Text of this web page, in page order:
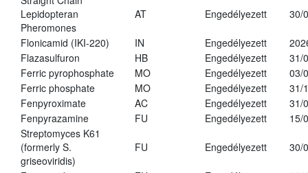
Lepidopteran
Pheromones
AT Engedélyezett 30/
Flonicamid (IKI-220) IN Engedélyezett
Flazasulfuron
HB Engedélyezett
31/
Ferric pyrophosphate
MO Engedélyezett
03/
Ferric phosphate
MO Engedélyezett
31/
Fenpyroximate
AC Engedélyezett
31/
Fenpyrazamine
FU Engedélyezett
15/
Streptomyces K61
(formerly S.
griseoviridis)
FU Engedélyezett 30/